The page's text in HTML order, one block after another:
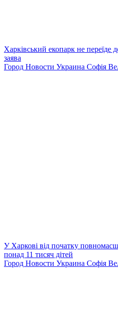
Харківський екопарк не переїде
заява
Город Новости Украина Софія
У Харкові від початку
понад 11 тисяч дітей
Город Новости Украина Софія